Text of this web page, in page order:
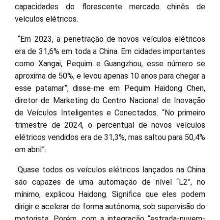
capacidades do florescente mercado chinês de
veículos elétricos.
“Em 2023, a penetração de novos veículos elétricos
era de 31,6% em toda a China. Em cidades importantes
como Xangai, Pequim e Guangzhou, esse número se
aproxima de 50%, e levou apenas 10 anos para chegar a
esse patamar”, disse-me em Pequim Haidong Chen,
diretor de Marketing do Centro Nacional de Inovação
de Veículos Inteligentes e Conectados. “No primeiro
trimestre de 2024, o percentual de novos veículos
elétricos vendidos era de 31,3%, mas saltou para 50,4%
em abril”.
Quase todos os veículos elétricos lançados na China
são capazes de uma automação de nível “L2”, no
mínimo, explicou Haidong. Significa que eles podem
dirigir e acelerar de forma autônoma, sob supervisão do